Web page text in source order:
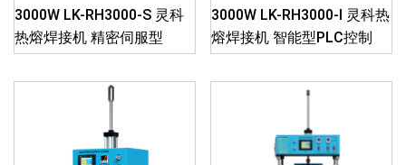
3000W LK-RH3000-S 灵科
热熔焊接机 精密伺服型
3000W LK-RH3000-I 灵科热
熔焊接机 智能型PLC控制